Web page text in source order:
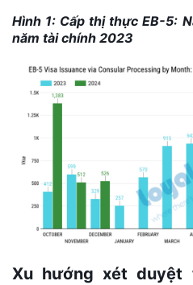
Hình 1: Cấp thị thực EB-5:
năm tài chính 2023
Xu hướng xét duyệt